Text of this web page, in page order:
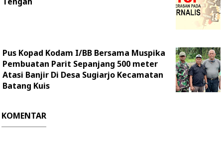
Pus Kopad Kodam I/BB Bersama Muspika
Pembuatan Parit Sepanjang 500 meter
Atasi Banjir Di Desa Sugiarjo Kecamatan
Batang Kuis
KOMENTAR